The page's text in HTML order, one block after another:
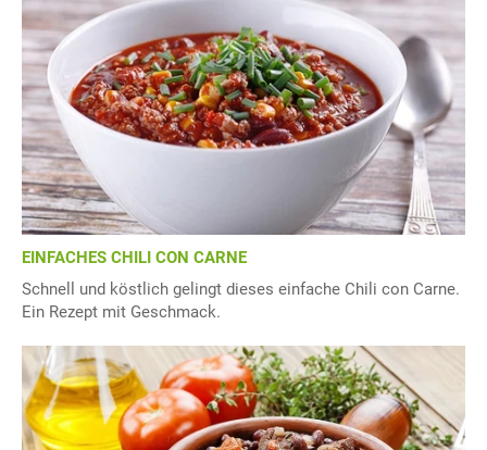
EINFACHES CHILI CON CARNE
Schnell und köstlich gelingt dieses einfache Chili con Carne.
Ein Rezept mit Geschmack.